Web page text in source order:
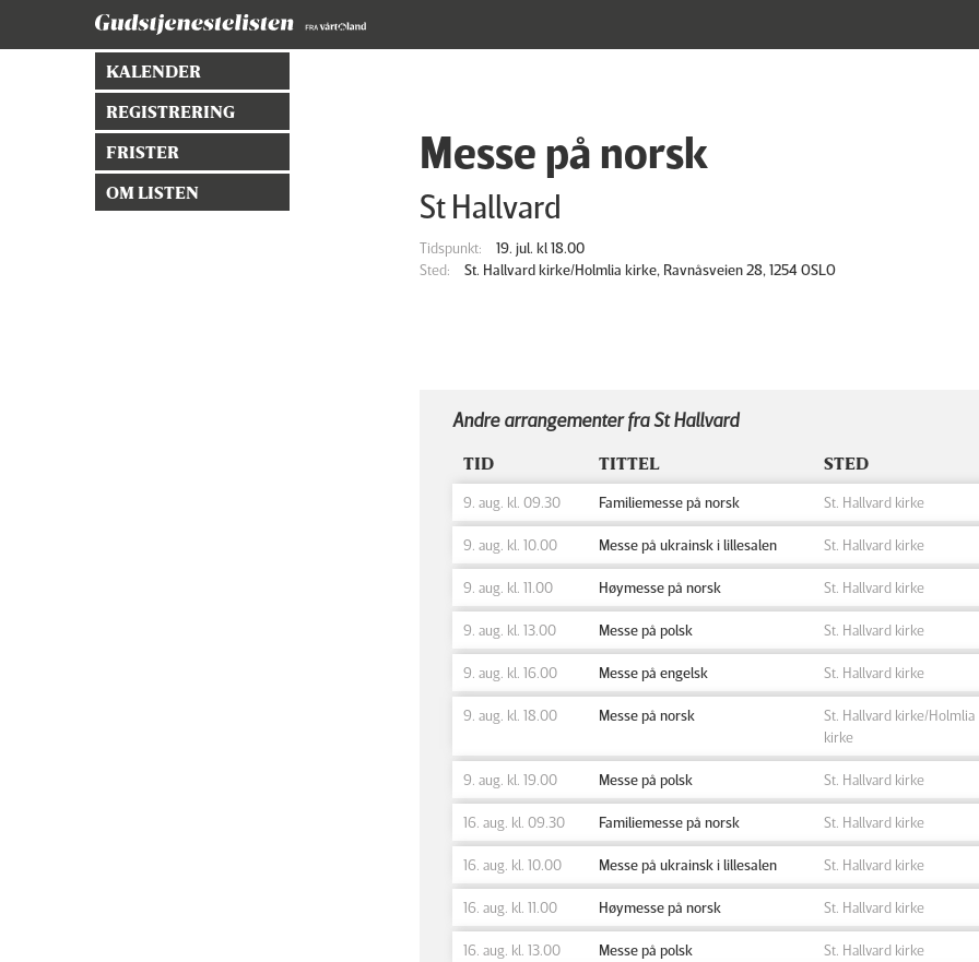
KALENDER
REGISTRERING
FRISTER
OM LISTEN
Messe på norsk
St Hallvard
Tidspunkt:
19. jul. kl 18.00
Sted:
St. Hallvard kirke/Holmlia kirke, Ravnåsveien 28, 1254 OSLO
Andre arrangementer fra St Hallvard
TID TITTEL STED
9. aug. kl. 09.30 Familiemesse på norsk St. Hallvard kirke
9. aug. kl. 10.00 Messe på ukrainsk i lillesalen St. Hallvard kirke
9. aug. kl. 11.00 Høymesse på norsk St. Hallvard kirke
9. aug. kl. 13.00 Messe på polsk St. Hallvard kirke
9. aug. kl. 16.00 Messe på engelsk St. Hallvard kirke
9. aug. kl. 18.00 Messe på norsk
St. Hallvard kirke/Holmlia
kirke
9. aug. kl. 19.00 Messe på polsk St. Hallvard kirke
16. aug. kl. 09.30 Familiemesse på norsk St. Hallvard kirke
16. aug. kl. 10.00 Messe på ukrainsk i lillesalen St. Hallvard kirke
16. aug. kl. 11.00 Høymesse på norsk St. Hallvard kirke
16. aug. kl. 13.00 Messe på polsk St. Hallvard kirke